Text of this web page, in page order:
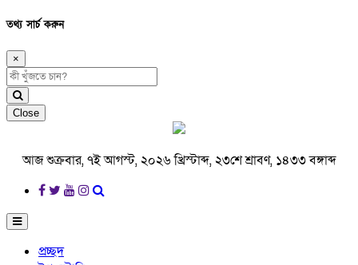
তথ্য সার্চ করুন
×
Close
আজ শুক্রবার, ৭ই আগস্ট, ২০২৬ খ্রিস্টাব্দ, ২৩শে শ্রাবণ, ১৪৩৩ বঙ্গাব্দ
প্রচ্ছদ